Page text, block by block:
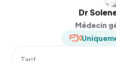
Dr
Médecin